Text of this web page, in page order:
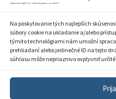
Na poskytovanie tých najlepších
súbory cookie na ukladanie a/alebo
týmito technológiami nám umožní
prehliadaní alebo jedinečné ID na tejto
súhlasu môže nepriaznivo ovplyvniť
Zásady